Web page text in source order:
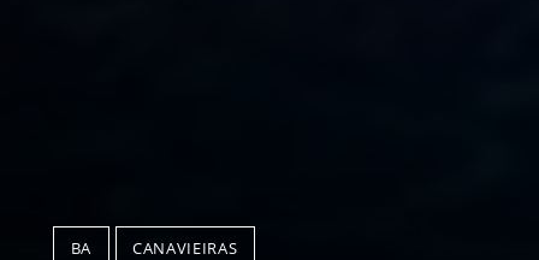
BA CANAVIEIRAS